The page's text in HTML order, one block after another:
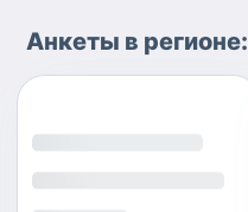
Анкеты в регионе: